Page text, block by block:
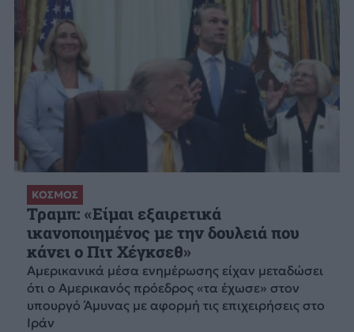
ΚΟΣΜΟΣ
Τραμπ: «Είμαι εξαιρετικά
ικανοποιημένος με την δουλειά που
κάνει ο Πιτ Χέγκσεθ»
Αμερικανικά μέσα ενημέρωσης είχαν μεταδώσει
ότι ο Αμερικανός πρόεδρος «τα έχωσε» στον
υπουργό Άμυνας με αφορμή τις επιχειρήσεις στο
Ιράν